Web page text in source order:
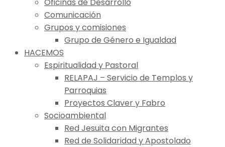
Comunicación
Grupos y comisiones
Grupo de Género e Igualdad
HACEMOS
Espiritualidad y Pastoral
RELAPAJ – Servicio de Templos y
Parroquias
Proyectos Claver y Fabro
Socioambiental
Red Jesuita con Migrantes
Red de Solidaridad y Apostolado